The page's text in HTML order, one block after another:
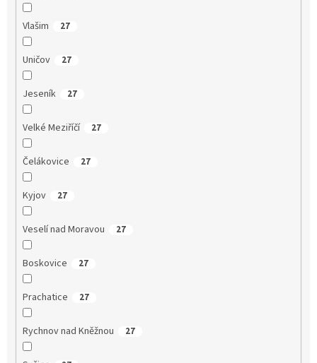
Vlašim 27
Uničov 27
Jeseník 27
Velké Meziříčí 27
Čelákovice 27
Kyjov 27
Veselí nad Moravou 27
Boskovice 27
Prachatice 27
Rychnov nad Kněžnou 27